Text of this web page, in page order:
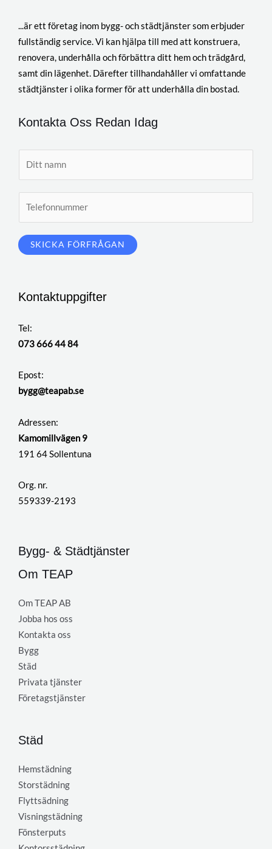
...är ett företag inom bygg- och städtjänster som erbjuder
fullständig service. Vi kan hjälpa till med att konstruera,
renovera, underhålla och förbättra ditt hem och trädgård,
samt din lägenhet. Därefter tillhandahåller vi omfattande
städtjänster i olika former för att underhålla din bostad.
Kontakta Oss Redan Idag
*
e
n
u
m
e
r
SKICKA FÖRFRÅGAN
t
r
n
t
i
e
:
Kontaktuppgifter
Tel:
073 666 44 84
Epost:
bygg@teapab.se
Adressen:
Kamomillvägen 9
191 64 Sollentuna
Org. nr.
559339-2193
Bygg- & Städtjänster
Om TEAP
Om TEAP AB
Jobba hos oss
Kontakta oss
Bygg
Städ
Privata tjänster
Företagstjänster
Städ
Hemstädning
Storstädning
Flyttsädning
Visningstädning
Fönsterputs